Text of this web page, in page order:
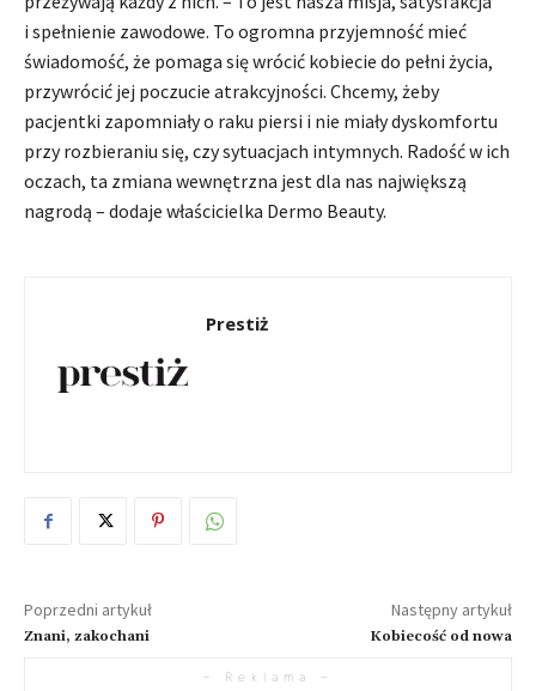
i spełnienie zawodowe. To ogromna przyjemność mieć
świadomość, że pomaga się wrócić kobiecie do pełni życia,
przywrócić jej poczucie atrakcyjności. Chcemy, żeby
pacjentki zapomniały o raku piersi i nie miały dyskomfortu
przy rozbieraniu się, czy sytuacjach intymnych. Radość w ich
oczach, ta zmiana wewnętrzna jest dla nas największą
nagrodą – dodaje właścicielka Dermo Beauty.
Prestiż
Poprzedni artykuł
Znani, zakochani
Następny artykuł
Kobiecość od nowa
– Reklama –